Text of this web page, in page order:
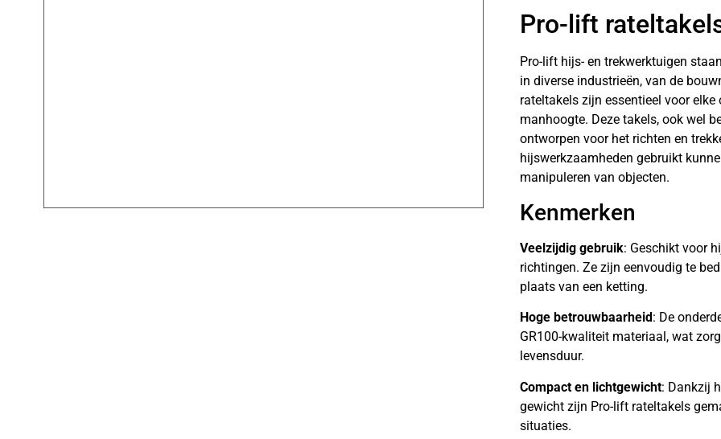
Pro-lift
Pro-lift hijs- en trekwerktuigen
in diverse industrieën, van de
rateltakels zijn essentieel voor
manhoogte. Deze takels, ook wel
ontworpen voor het richten en
hijswerkzaamheden gebruikt
manipuleren van objecten.
Kenmerken
Veelzijdig gebruik: Geschikt voor
richtingen. Ze zijn eenvoudig te
plaats van een ketting.
Hoge betrouwbaarheid : De
GR100-kwaliteit materiaal, wat
levensduur.
Compact en lichtgewicht: Dankzij
gewicht zijn Pro-lift rateltakels
situaties.